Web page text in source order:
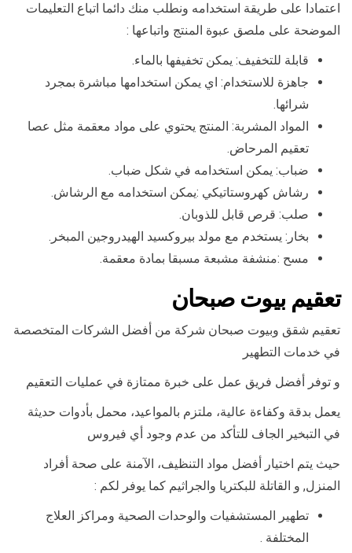
اعتمادا على طريقة استخدامه ونطلب منك دائما اتباع التعليمات
الموضحة على ملصق عبوة المنتج واتباعها :
قابلة للتخفيف: يمكن تخفيفها بالماء.
جاهزة للاستخدام: اي يمكن استخدامها مباشرة بمجرد
شرائها.
المواد المشربة: المنتج يحتوي على مواد معقمة مثل عصا
تعقيم المرحاض.
ضباب: يمكن استخدامه في شكل ضباب.
رشاش كهروستاتيكي :يمكن استخدامه مع الرشاش.
صلب: قرص قابل للذوبان.
بخار: يستخدم مع مولد بيروكسيد الهيدروجين المبخر.
مسح :منشفة مشبعة مسبقا بمادة معقمة.
تعقيم بيوت صبحان
تعقيم شقق وبيوت صبحان شركة من أفضل الشركات المتخصصة
في خدمات التطهير
و توفر أفضل فريق عمل على خبرة ممتازة في عمليات التعقيم
يعمل بدقة وكفاءة عالية، ملتزم بالمواعيد، محمل بأدوات حديثة
في التبخير الجاف للتأكد من عدم وجود أي فيروس
حيث يتم اختيار أفضل مواد التنظيف، الآمنة على صحة أفراد
المنزل, و القاتلة للبكتريا والجراثيم كما يوفر لكم :
تطهير المستشفيات والوحدات الصحية ومراكز العلاج
المختلفة .